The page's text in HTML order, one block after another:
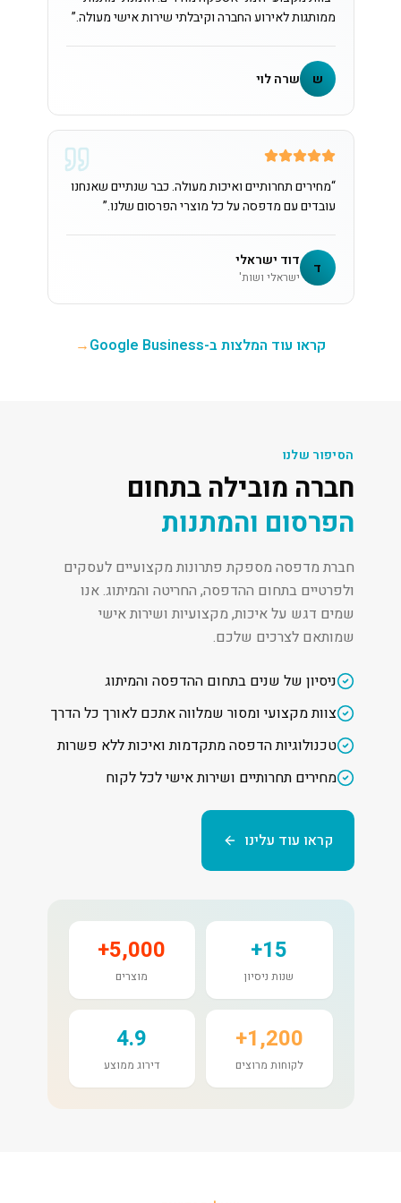
ממותגות לאירוע החברה וקיבלתי שירות אישי מעולה.”
ש שרה לוי
“מחירים תחרותיים ואיכות מעולה. כבר שנתיים שאנחנו
עובדים עם מדפסה על כל מוצרי הפרסום שלנו.”
ד דוד ישראלי
ישראלי ושות'
קראו עוד המלצות ב-Google Business →
הסיפור שלנו
חברה מובילה בתחום
הפרסום והמתנות
חברת מדפסה מספקת פתרונות מקצועיים לעסקים
ולפרטיים בתחום ההדפסה, החריטה והמיתוג. אנו
שמים דגש על איכות, מקצועיות ושירות אישי
שמותאם לצרכים שלכם.
ניסיון של שנים בתחום ההדפסה והמיתוג
צוות מקצועי ומסור שמלווה אתכם לאורך כל הדרך
טכנולוגיות הדפסה מתקדמות ואיכות ללא פשרות
מחירים תחרותיים ושירות אישי לכל לקוח
קראו עוד עלינו
15+
שנות ניסיון
5,000+
מוצרים
1,200+
לקוחות מרוצים
4.9
דירוג ממוצע